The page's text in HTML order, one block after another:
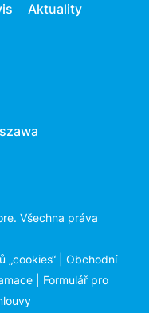
Aktuality
Všechna práva
„cookies“
Obchodní
Formulář pro